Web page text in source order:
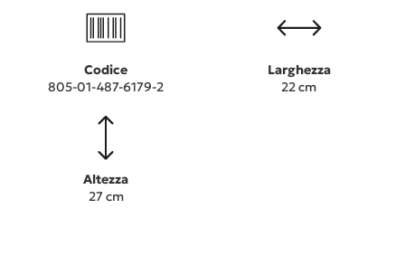
Codice
805-01-487-6179-2
Larghezza
22 cm
Altezza
27 cm